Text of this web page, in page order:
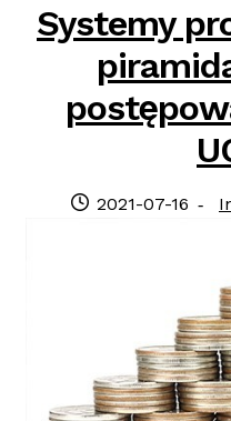
Systemy
Posted
2021-07-16